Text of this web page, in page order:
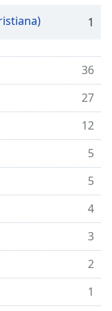
1
36
27
12
5
5
4
3
2
1